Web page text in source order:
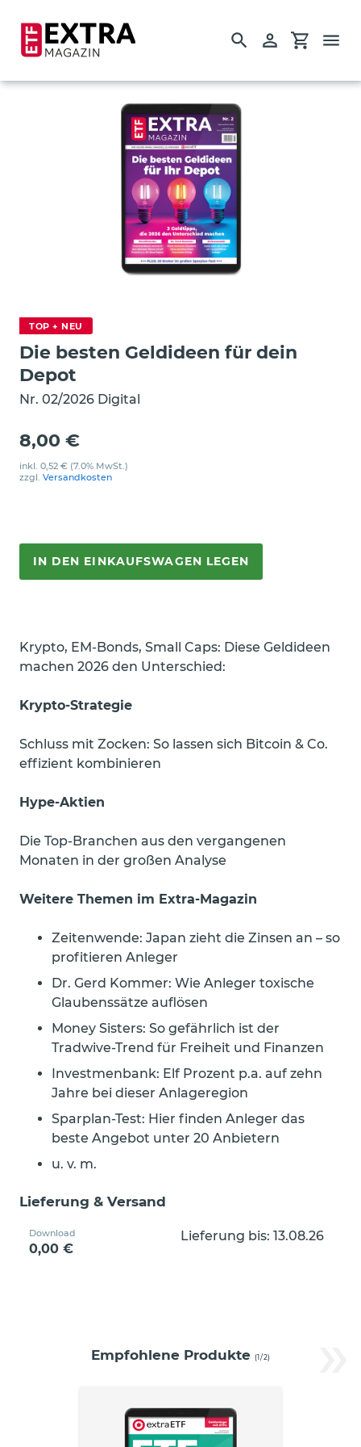
Direkt
SuchenEinloggen
Einzelausgaben
TOP + NEU
Die besten Geldideen für dein
Depot
Nr. 02/2026 Digital
8,00 €
inkl. 0,52 € (7.0% MwSt.)
zzgl. Versandkosten
IN DEN EINKAUFSWAGEN LEGEN
Krypto, EM-Bonds, Small Caps: Diese Geldideen
machen 2026 den Unterschied:
Krypto-Strategie
Schluss mit Zocken: So lassen sich Bitcoin & Co.
effizient kombinieren
Hype-Aktien
Die Top-Branchen aus den vergangenen
Monaten in der großen Analyse
Weitere Themen im Extra-Magazin
Zeitenwende: Japan zieht die Zinsen an – so
profitieren Anleger
Dr. Gerd Kommer: Wie Anleger toxische
Glaubenssätze auflösen
Money Sisters: So gefährlich ist der
Tradwive-Trend für Freiheit und Finanzen
Investmenbank: Elf Prozent p.a. auf zehn
Jahre bei dieser Anlageregion
Sparplan-Test: Hier finden Anleger das
beste Angebot unter 20 Anbietern
u. v. m.
Lieferung & Versand
Download
0,00 €
Lieferung bis: 13.08.26
Empfohlene Produkte (1 /2)
Guide